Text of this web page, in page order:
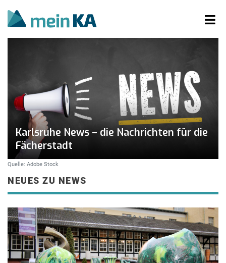
Karlsruhe News – die Nachrichten für die
Fächerstadt
Quelle: Adobe Stock
NEUES ZU NEWS